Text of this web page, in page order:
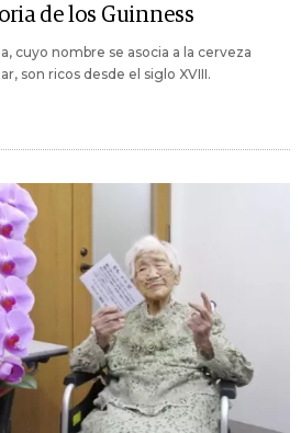
de los Guinness
cuyo nombre se asocia a la cerveza
son ricos desde el siglo XVIII.